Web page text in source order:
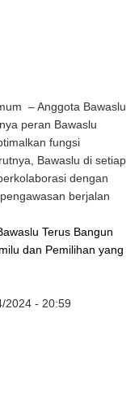
– Anggota Bawaslu
peran Bawaslu
fungsi
Bawaslu di setiap
dengan
berjalan
Terus Bangun
dan Pemilihan yang
2024 - 20:59